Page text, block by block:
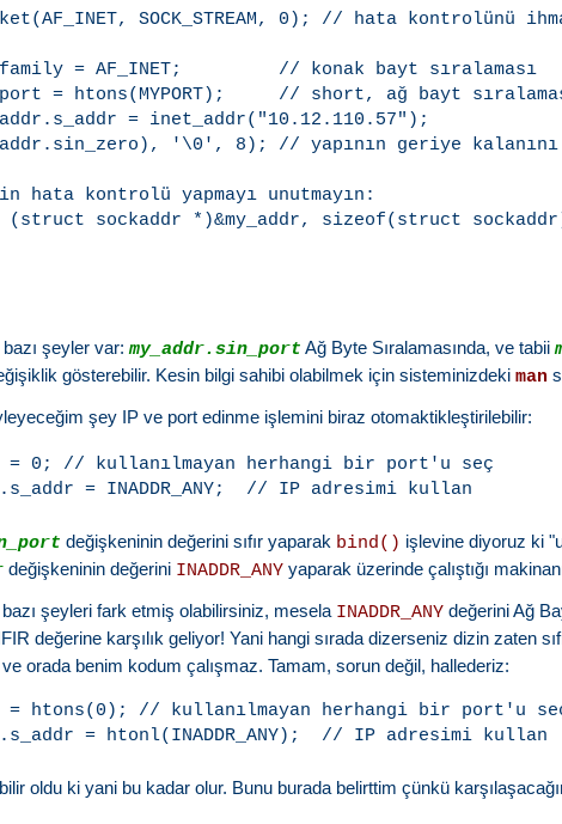
SOCK_STREAM, 0); // hata kontrolünü
= AF_INET;         // konak bayt sıralaması
= htons(MYPORT);     // short, ağ bayt
= inet_addr("10.12.110.57");
'\0', 8); // yapının geriye
hata kontrolü yapmayı unutmayın:
(struct sockaddr *)&my_addr, sizeof(struct
şeyler var:my_addr.sin_port Ağ Byte Sıralamasında, ve tabii
gösterebilir. Kesin bilgi sahibi olabilmek için sisteminizdekiman
şey IP ve port edinme işlemini biraz otomaktikleştirilebilir:
= 0; // kullanılmayan herhangi bir port'u seç
değişkeninin değerini sıfır yaparak bind() işlevine diyoruz ki
değişkeninin değerini INADDR_ANY yaparak üzerinde çalıştığı
şeyleri fark etmiş olabilirsiniz, mesela INADDR_ANY değerini Ağ
değerine karşılık geliyor! Yani hangi sırada dizerseniz dizin zaten
orada benim kodum çalışmaz. Tamam, sorun değil, hallederiz:
= htons(0); // kullanılmayan herhangi bir port'u
oldu ki yani bu kadar olur. Bunu burada belirttim çünkü